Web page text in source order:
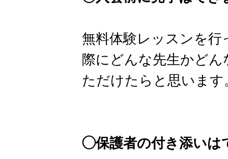
無料体験レッスンを
際にどんな先生かど
ただけたらと思います
◯保護者の付き添いは